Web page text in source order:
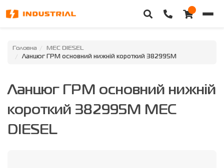
Головна
Категорії
Доставка та оплата
Головна MEC DIESEL
Ланцюг ГРМ основний нижній короткий 382995M
Ланцюг ГРМ основний нижній
короткий 382995M MEC
DIESEL